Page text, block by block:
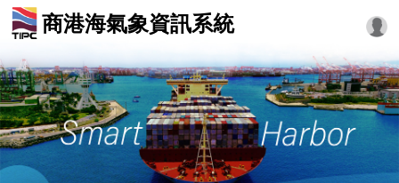
商港海氣象資訊系統